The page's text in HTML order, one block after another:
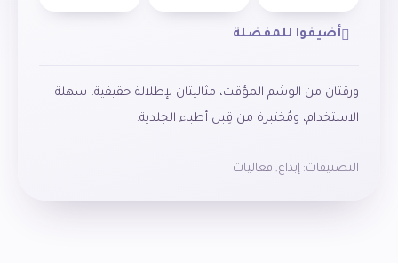
أضيفوا للمفضلة
ورقتان من الوشم المؤقت، مثاليتان لإطلالة حقيقية. سهلة
الاستخدام، ومُختبرة من قِبل أطباء الجلدية.
التصنيفات: إبداع, فعاليات